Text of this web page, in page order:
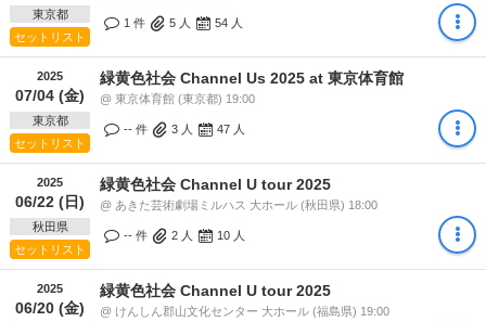
東京都
セットリスト
1 件 5 人 54 人
2025
07/04 (金)
東京都
セットリスト
緑黄色社会 Channel Us 2025 at 東京体育館
@ 東京体育館 (東京都) 19:00
-- 件 3 人 47 人
2025
06/22 (日)
秋田県
セットリスト
緑黄色社会 Channel U tour 2025
@ あきた芸術劇場ミルハス 大ホール (秋田県) 18:00
-- 件 2 人 10 人
2025
06/20 (金)
緑黄色社会 Channel U tour 2025
@ けんしん郡山文化センター 大ホール (福島県) 19:00